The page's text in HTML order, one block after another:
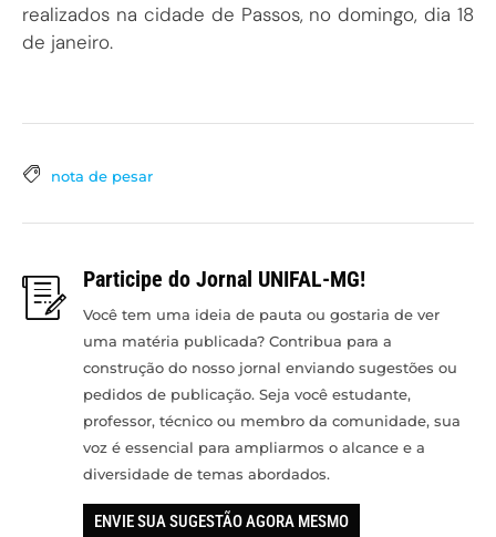
realizados na cidade de Passos, no domingo, dia 18
de janeiro.
nota de pesar
Participe do Jornal UNIFAL-MG!
Você tem uma ideia de pauta ou gostaria de ver
uma matéria publicada? Contribua para a
construção do nosso jornal enviando sugestões ou
pedidos de publicação. Seja você estudante,
professor, técnico ou membro da comunidade, sua
voz é essencial para ampliarmos o alcance e a
diversidade de temas abordados.
ENVIE SUA SUGESTÃO AGORA MESMO